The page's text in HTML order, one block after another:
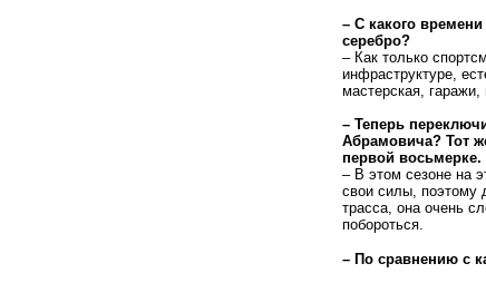
– С какого
серебро?
– Как только
инфраструктуре,
мастерская, гаражи,
– Теперь
Абрамовича? Тот
первой восьмерке.
– В этом сезоне на
свои силы, поэтому
трасса, она очень
побороться.
– По сравнению с